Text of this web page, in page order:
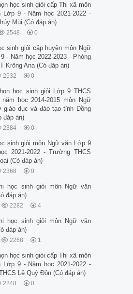
học sinh giỏi cấp Thị xã môn
Lớp 9 - Năm học 2021-2022 -
Mùi (Có đáp án)
2548 0
sinh giỏi cấp huyện môn Ngữ
- Năm học 2022-2023 - Phòng
Krông Ana (Có đáp án)
2532 0
học sinh giỏi Lớp 9 THCS
học 2014-2015 môn Ngữ
giáo dục và đào tạo tỉnh Đồng
đáp án)
2384 0
sinh giỏi môn Ngữ văn Lớp 9
2021-2022 - Trường THCS
(Có đáp án)
2368 0
học sinh giỏi môn Ngữ văn
đáp án)
2282 4
học sinh giỏi môn Ngữ văn
đáp án)
2268 1
học sinh giỏi cấp Thị xã môn
Lớp 9 - Năm học 2021-2022 -
Lê Quý Đôn (Có đáp án)
2248 0